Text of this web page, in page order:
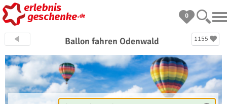
0
1155
Ballon fahren Odenwald